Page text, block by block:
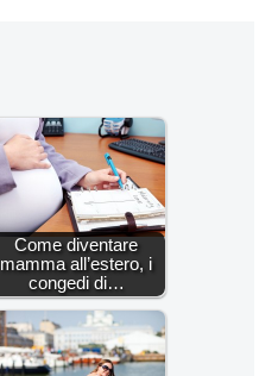
Come diventare
mamma all’estero, i
congedi di…